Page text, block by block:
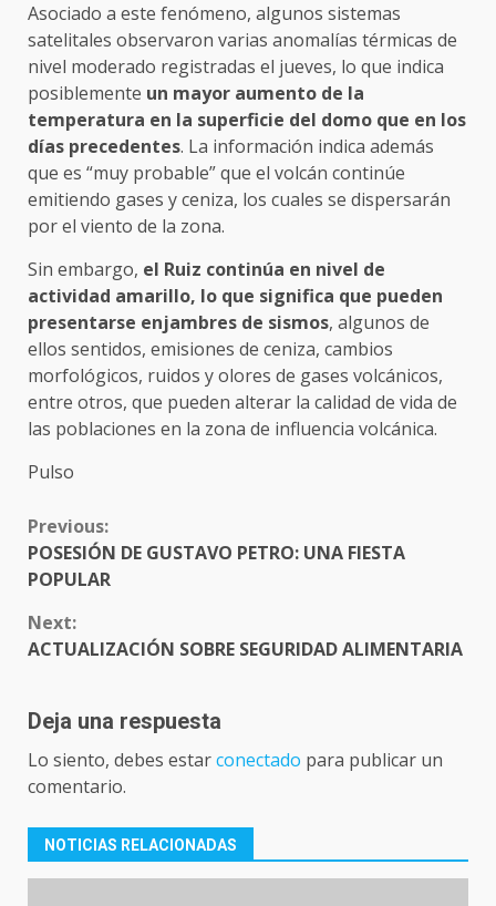
Asociado a este fenómeno, algunos sistemas
satelitales observaron varias anomalías térmicas de
nivel moderado registradas el jueves, lo que indica
posiblemente un mayor aumento de la
temperatura en la superficie del domo que en los
días precedentes. La información indica además
que es “muy probable” que el volcán continúe
emitiendo gases y ceniza, los cuales se dispersarán
por el viento de la zona.
Sin embargo, el Ruiz continúa en nivel de
actividad amarillo, lo que significa que pueden
presentarse enjambres de sismos, algunos de
ellos sentidos, emisiones de ceniza, cambios
morfológicos, ruidos y olores de gases volcánicos,
entre otros, que pueden alterar la calidad de vida de
las poblaciones en la zona de influencia volcánica.
Pulso
CONTINUE
READING
Previous:
POSESIÓN DE GUSTAVO PETRO: UNA FIESTA
POPULAR
Next:
ACTUALIZACIÓN SOBRE SEGURIDAD ALIMENTARIA
Deja una respuesta
Lo siento, debes estarconectado para publicar un
comentario.
NOTICIAS RELACIONADAS